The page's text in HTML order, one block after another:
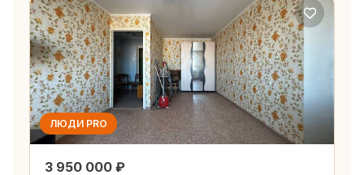
ЛЮДИ PRO
3 950 000 ₽